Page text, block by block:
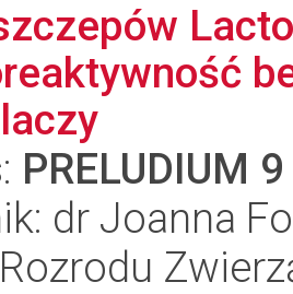
PRELUDIUM 9
dr Joanna